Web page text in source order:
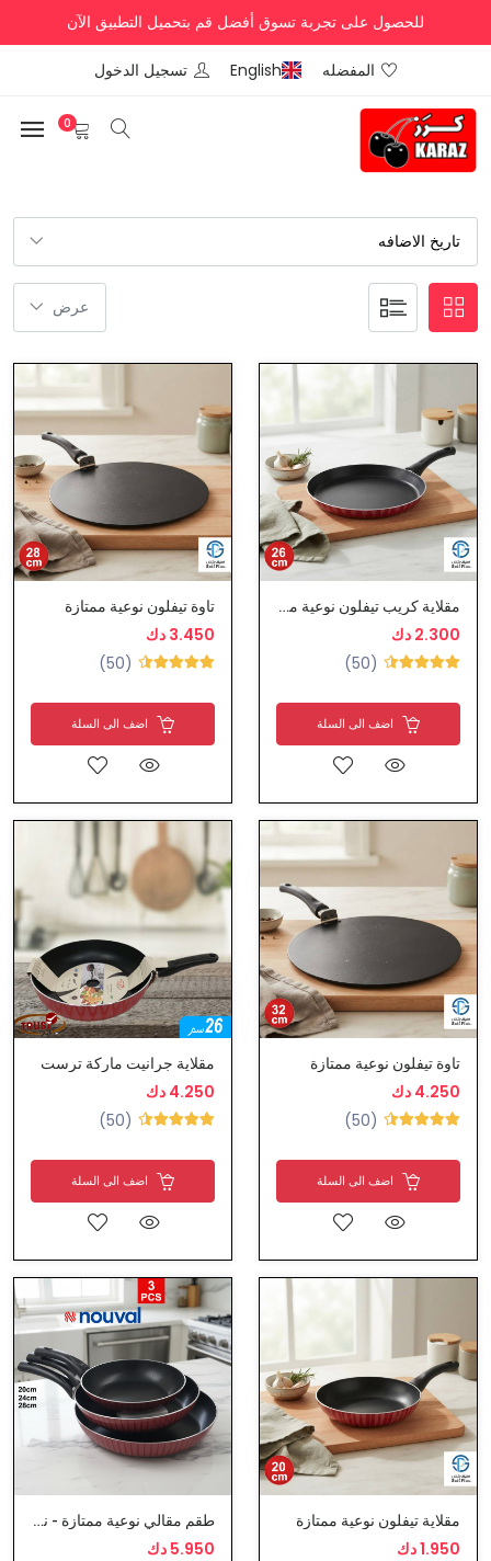
للحصول على تجربة تسوق أفضل قم بتحميل التطبيق الآن
المفضله English تسجيل الدخول
0
مقلاية كريب تيفلون نوعية ممتازة
2.300 دك
(50)
اضف الى السلة
تاوة تيفلون نوعية ممتازة
3.450 دك
(50)
اضف الى السلة
تاوة تيفلون نوعية ممتازة
4.250 دك
(50)
اضف الى السلة
مقلاية جرانيت ماركة ترست
4.250 دك
(50)
اضف الى السلة
مقلاية تيفلون نوعية ممتازة
1.950 دك
طقم مقالي نوعية ممتازة - نوفال
5.950 دك